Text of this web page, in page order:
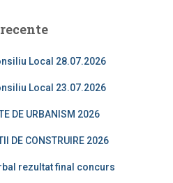
Local 28.07.2026
Local 23.07.2026
DE URBANISM 2026
DE CONSTRUIRE 2026
rezultat final concurs